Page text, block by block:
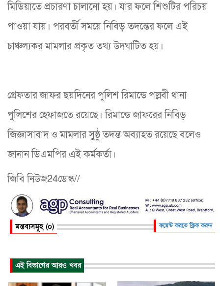
মিডিয়াতে প্রচারণা চালানো হয়। যার ফলে শিশুটির পরিচয়
পাওয়া যায়। পরবর্তী সময়ে নিবিড় তদন্তের ফলে এই
চাঞ্চল্যকর মামলার প্রকৃত তথ্য উদঘাটিত হয়।
গ্রেফতার জাফর ছয়দিনের পুলিশ রিমান্ডে পল্লবী থানা
পুলিশের হেফাজতে রয়েছে। রিমান্ডে জাফরের নিবিড়
জিজ্ঞাসাবাদ ও মামলার সুষ্ঠু তদন্ত অব্যাহত রয়েছে বলেও
জানান ডিএমপির এই কর্মকর্তা।
জিবি নিউজ24ডেস্ক//
মন্তব্যসমূহ (০) কমেন্ট করতে ক্লিক করুন
এই বিভাগের আরও খবর